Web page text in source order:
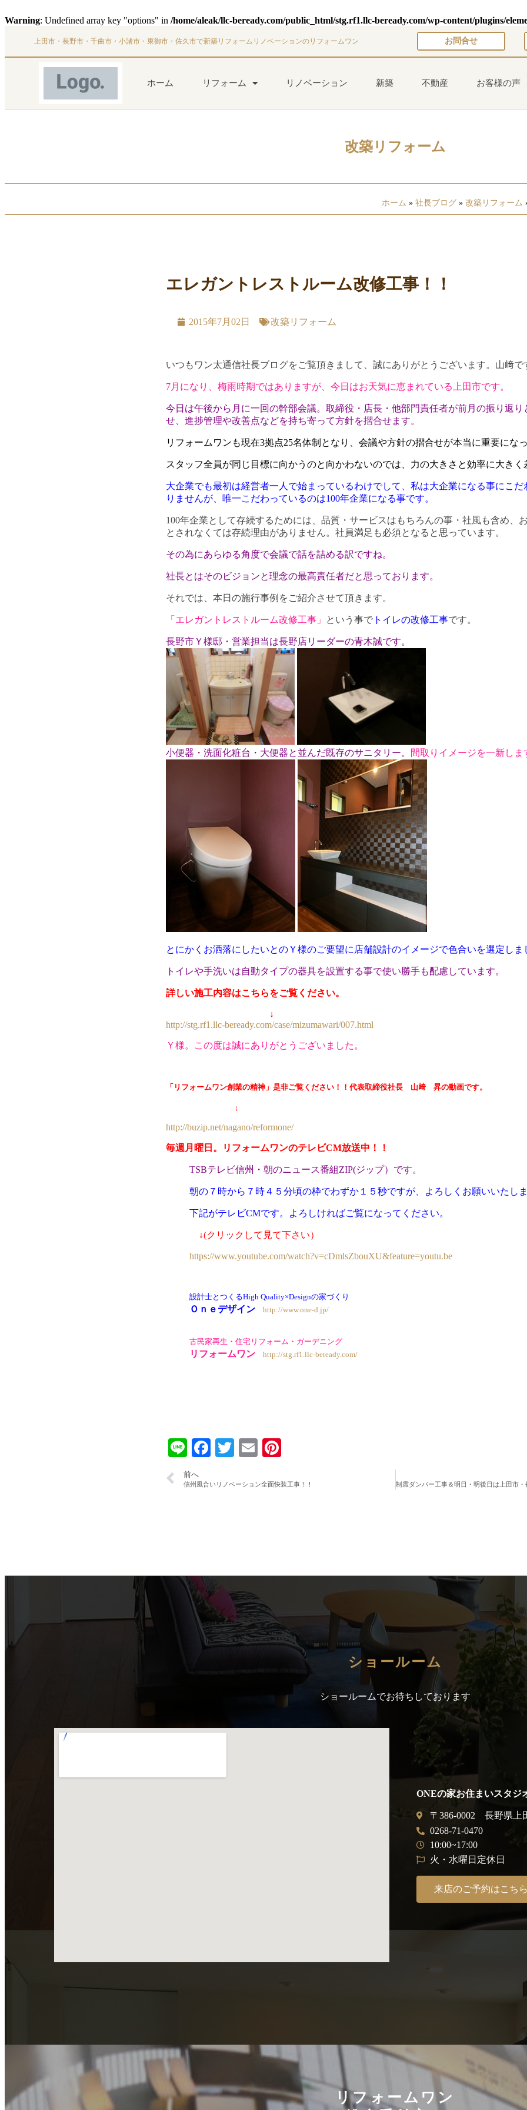
Warning: Undefined array key "options" in /home/aleak/llc-beready.com/public_html/stg.rf1.llc-beready.com/wp-content/plugins/
上田市・長野市・千曲市・小諸市・東御市・佐久市で新築リフォームリノベーションのリフォームワン お問合せ
ホーム リフォーム リノベーション 新築 不動産 お客様の声
改築リフォーム
ホーム » 社長ブログ » 改築リフォーム
エレガントレストルーム改修工事！！
2015年7月02日 改築リフォーム
いつもワン太通信社長ブログをご覧頂きまして、誠にありがとうございます。山﨑で
7月になり、梅雨時期ではありますが、今日はお天気に恵まれている上田市です。
今日は午後から月に一回の幹部会議。取締役・店長・他部門責任者が前月の振り返り
せ、進捗管理や改善点などを持ち寄って方針を摺合せます。
リフォームワンも現在3拠点25名体制となり、会議や方針の摺合せが本当に重要にな
スタッフ全員が同じ目標に向かうのと向かわないのでは、力の大きさと効率に大きく
大企業でも最初は経営者一人で始まっているわけでして、私は大企業になる事にこ
りませんが、唯一こだわっているのは100年企業になる事です。
100年企業として存続するためには、品質・サービスはもちろんの事・社風も含め、
とされなくては存続理由がありません。社員満足も必須となると思っています。
その為にあらゆる角度で会議で話を詰める訳ですね。
社長とはそのビジョンと理念の最高責任者だと思っております。
それでは、本日の施行事例をご紹介させて頂きます。
「エレガントレストルーム改修工事」 という事で トイレの改修工事です。
長野市Ｙ様邸・営業担当は長野店リーダーの青木誠です。
小便器・洗面化粧台・大便器と並んだ既存のサニタリー。 間取りイメージを一新しま
とにかくお洒落にしたいとのＹ様のご要望に店舗設計のイメージで色合いを選定しま
トイレや手洗いは自動タイプの器具を設置する事で使い勝手も配慮しています。
詳しい施工内容はこちらをご覧ください。
↓
http://stg.rf1.llc-beready.com/case/mizumawari/007.html
Ｙ様。この度は誠にありがとうございました。
「リフォームワン創業の精神」是非ご覧ください！！代表取締役社長 山﨑 昇の動画です。
↓
http://buzip.net/nagano/reformone/
毎週月曜日。リフォームワンのテレビCM放送中！！
TSBテレビ信州・朝のニュース番組ZIP(ジップ）です。
朝の７時から７時４５分頃の枠でわずか１５秒ですが、よろしくお願いいたし
下記がテレビCMです。よろしければご覧になってください。
↓(クリックして見て下さい）
https://www.youtube.com/watch?v=cDmlsZbouXU&feature=youtu.be
設計士とつくるHigh Quality×Designの家づくり
Ｏｎｅデザイン http://www.one-d.jp/
古民家再生・住宅リフォーム・ガーデニング
リフォームワン http://stg.rf1.llc-beready.com/
LineFacebook
TwitterEmail
前へ
信州風合いリノベーション全面快装工事！！
ショールーム
ショールームでお待ちしております
ONEの家お住まいスタジ
〒386-0002 長野県上
0268-71-0470
10:00~17:00
火・水曜日定休日
来店のご予約はこち
リフォームワン